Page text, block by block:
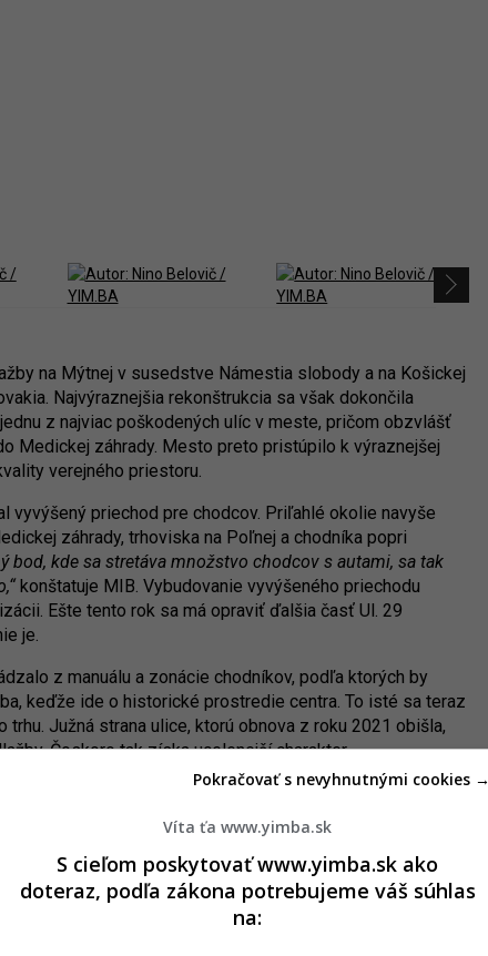
na Mýtnej v susedstve Námestia slobody a na Košickej
Najvýraznejšia rekonštrukcia sa však dokončila
z najviac poškodených ulíc v meste, pričom obzvlášť
Medickej záhrady. Mesto preto pristúpilo k výraznejšej
verejného priestoru.
vyvýšený priechod pre chodcov. Priľahlé okolie navyše
záhrady, trhoviska na Poľnej a chodníka popri
bod, kde sa stretáva množstvo chodcov s autami, sa tak
konštatuje MIB. Vybudovanie vyvýšeného priechodu
Ešte tento rok sa má opraviť ďalšia časť Ul. 29
je.
z manuálu a zonácie chodníkov, podľa ktorých by
keďže ide o historické prostredie centra. To isté sa teraz
Južná strana ulice, ktorú obnova z roku 2021 obišla,
Čoskoro tak získa ucelenejší charakter.
priechodov prispieva k celkovému zvýšeniu
vytypovala ďalšiu päticu priechodov, ktoré chce vyvýšiť
mali na Budatínskej, Herlianskej, Drieňovej, Za Kasárňou
v tesnej blízkosti.
Víta ťa www.yimba.sk
S cieľom poskytovať www.yimba.sk ako
doteraz, podľa zákona potrebujeme váš súhlas
na:
Pokračovať s nevyhnutnými cookies →